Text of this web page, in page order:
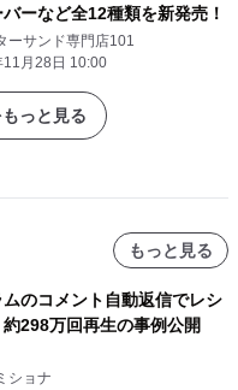
ーなど全12種類を新発売！
ーサンド専門店101
月28日 10:00
っと見る
もっと見る
ムのコメント自動返信でレシ
約298万回再生の事例公開
ショナ